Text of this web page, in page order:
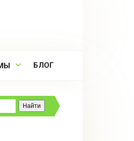
БЛОГ